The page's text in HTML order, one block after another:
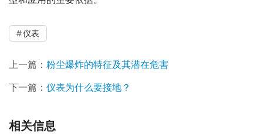
仪表
上一篇： 粉尘爆炸的特征及其潜在危害
下一篇： 仪表为什么要接地？
相关信息